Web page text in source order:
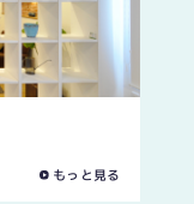
もっと見る